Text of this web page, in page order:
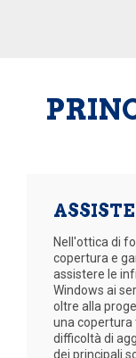
Nell'ottica di
copertura e
assistere le
Windows ai
oltre alla
una copertura
difficoltà di
dei principali